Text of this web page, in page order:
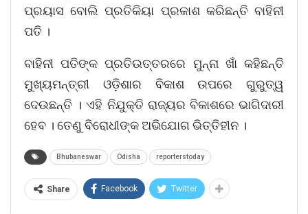
ପ୍ରୟାସ ବୋଲି ପ୍ରତିକିୟା ପ୍ରକାଶ କରିଛନ୍ତି ବାହିନୀ
ପତି ।
ବାହିନୀ ପତିଙ୍କ ପ୍ରତିଉତ୍ତରରେ ମୁନ୍ନା ଖାଁ କହିଛନ୍ତି
ମୁଖ୍ୟମନ୍ତ୍ରୀ ଓଡ଼ିଶାର ବିକାଶ ଉପରେ ଗୁରୁତ୍ୱ
ଦେଉଛନ୍ତି । ଏହି ନିଯୁକ୍ତି ରାଜ୍ୟର ବିକାଶରେ ଭାଗିଦାରୀ
ହେବ । ତେଣୁ ବିରୋଧୀଙ୍କ ଅଭିଯୋଗ ଭିତ୍ତିହୀନ ।
Bhubaneswar Odisha reporterstoday
Share Facebook Twitter